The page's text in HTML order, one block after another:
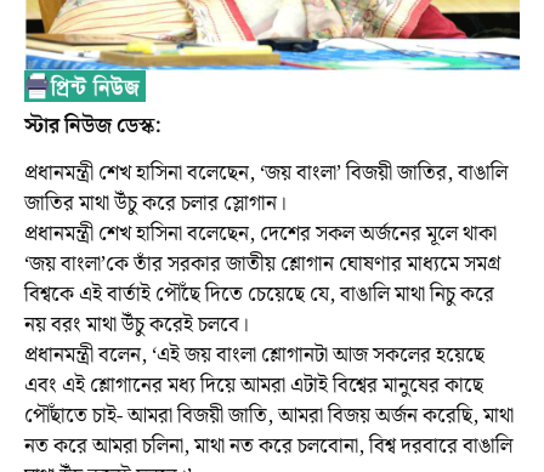
স্টার নিউজ ডেস্ক:
প্রধানমন্ত্রী শেখ হাসিনা বলেছেন, ‘জয় বাংলা’ বিজয়ী জাতির, বাঙালি
জাতির মাথা উঁচু করে চলার স্লোগান।
প্রধানমন্ত্রী শেখ হাসিনা বলেছেন, দেশের সকল অর্জনের মূলে থাকা
‘জয় বাংলা’কে তাঁর সরকার জাতীয় শ্লোগান ঘোষণার মাধ্যমে সমগ্র
বিশ্বকে এই বার্তাই পৌঁছে দিতে চেয়েছে যে, বাঙালি মাথা নিচু করে
নয় বরং মাথা উঁচু করেই চলবে।
প্রধানমন্ত্রী বলেন, ‘এই জয় বাংলা শ্লোগানটা আজ সকলের হয়েছে
এবং এই শ্লোগানের মধ্য দিয়ে আমরা এটাই বিশ্বের মানুষের কাছে
পৌঁছাতে চাই- আমরা বিজয়ী জাতি, আমরা বিজয় অর্জন করেছি, মাথা
নত করে আমরা চলিনা, মাথা নত করে চলবোনা, বিশ্ব দরবারে বাঙালি